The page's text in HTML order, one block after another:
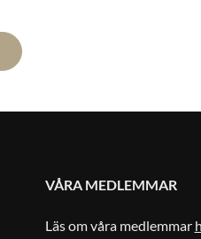
VÅRA MEDLEMMAR
Läs om våra medlemmar